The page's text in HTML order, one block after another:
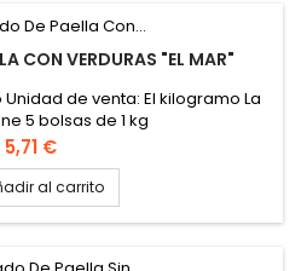
CON VERDURAS "EL MAR"
de venta: El kilogramo La
5 bolsas de 1 kg
Precio
5,71 €
al carrito